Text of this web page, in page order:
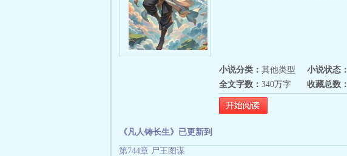
小说分类： 其他类型 小说状态：
全文字数： 340万字 收藏总数：
《凡人铸长生》已更新到
第744章 尸王图谋